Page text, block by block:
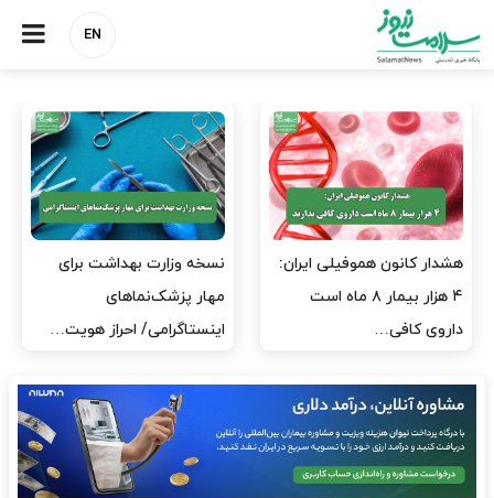
EN
مدیران پرستاری باید حامی
پرستاران باشند، نه عامل فشار
مدیریت سلامت، میدان
آزمون و خطا نیست